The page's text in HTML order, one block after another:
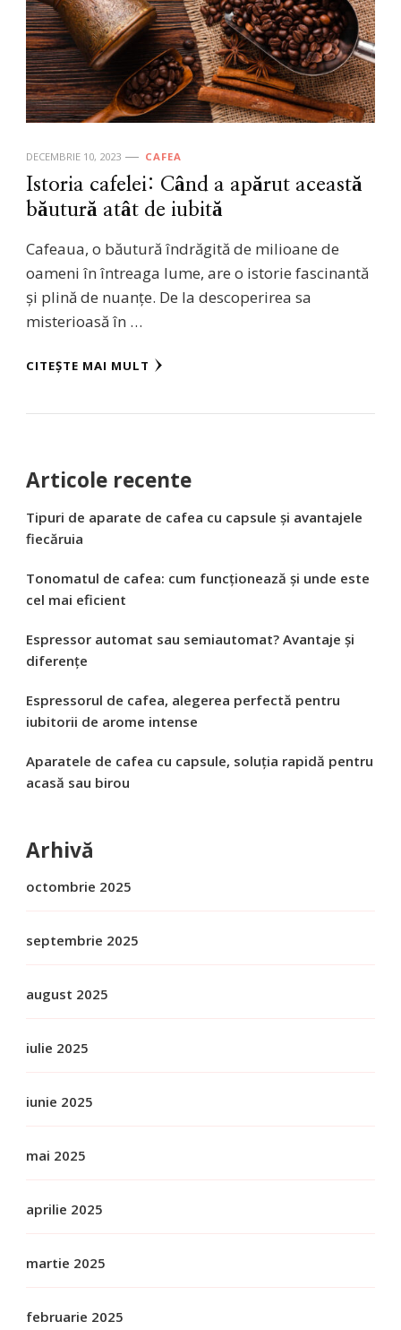
DECEMBRIE 10, 2023 CAFEA
Istoria cafelei: Când a apărut această
băutură atât de iubită
Cafeaua, o băutură îndrăgită de milioane de
oameni în întreaga lume, are o istorie fascinantă
și plină de nuanțe. De la descoperirea sa
misterioasă în …
CITEȘTE MAI MULT
Articole recente
Tipuri de aparate de cafea cu capsule și avantajele
fiecăruia
Tonomatul de cafea: cum funcționează și unde este
cel mai eficient
Espressor automat sau semiautomat? Avantaje și
diferențe
Espressorul de cafea, alegerea perfectă pentru
iubitorii de arome intense
Aparatele de cafea cu capsule, soluția rapidă pentru
acasă sau birou
Arhivă
octombrie 2025
septembrie 2025
august 2025
iulie 2025
iunie 2025
mai 2025
aprilie 2025
martie 2025
februarie 2025